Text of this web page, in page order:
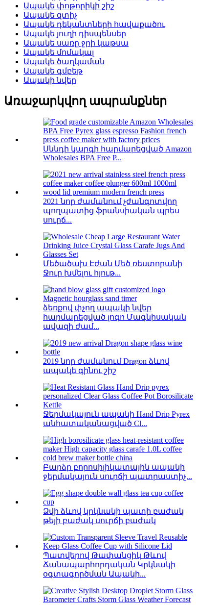
Ապակե փոթորիկի շիշ
Ապակե զտիչ
Ապակե դեկանտների հավաքածու
Ապակե յուղի դիսպենսեր
Ապակե սառը ջրի կաթսա
Ապակե մոմակալ
Ապակե ծաղկաման
Ապակե գմբեթ
Ապակի նվեր
Առաջարկվող ապրանքներ
Սննդի կարգի հարմարեցված Amazon
Wholesales BPA Free P...
2021 նոր ժամանում չժանգոտվող
պողպատից ֆրանսիական պրես
սուրճ...
Մեծածախ Էժան Մեծ ռեստորանի
Ջուր խմելու հյութ...
ձեռքով փչող ապակի նվեր
հարմարեցված լոգո Մագնիսական
ավազի ժամ...
2019 նոր ժամանում Dragon ձևով
ապակե գինու շիշ
Ջերմակայուն ապակի Hand Drip Pyrex
անհատականացված Cl...
Բարձր բորոսիլիկատային ապակի
ջերմակայուն սուրճի պատրաստիչ...
Ձվի ձևով կրկնակի պատի բաժակ
թեյի բաժակ սուրճի բաժակ
Պատվերով Թափանցիկ Թևով
Ճանապարհորդական Կրկնակի
օգտագործման Ապակի...